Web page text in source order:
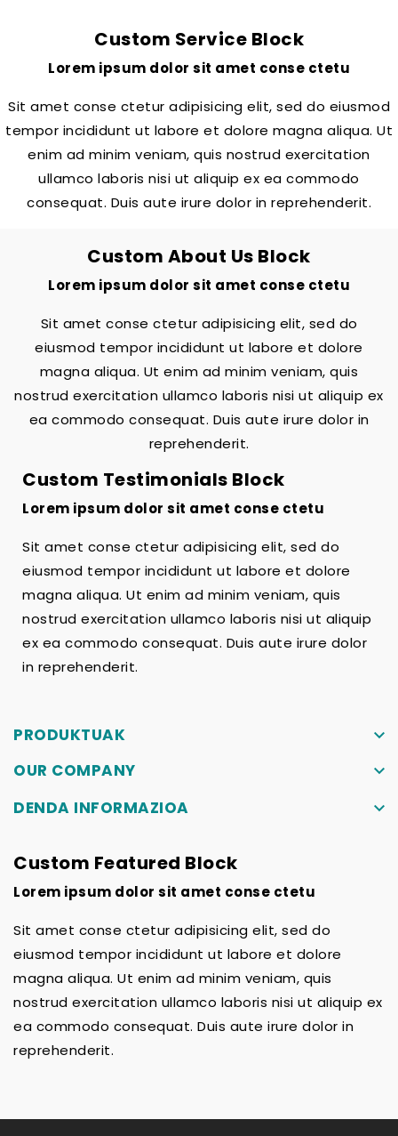
Custom Service Block
Lorem ipsum dolor sit amet conse ctetu
Sit amet conse ctetur adipisicing elit, sed do eiusmod
tempor incididunt ut labore et dolore magna aliqua. Ut
enim ad minim veniam, quis nostrud exercitation
ullamco laboris nisi ut aliquip ex ea commodo
consequat. Duis aute irure dolor in reprehenderit.
Custom About Us Block
Lorem ipsum dolor sit amet conse ctetu
Sit amet conse ctetur adipisicing elit, sed do
eiusmod tempor incididunt ut labore et dolore
magna aliqua. Ut enim ad minim veniam, quis
nostrud exercitation ullamco laboris nisi ut aliquip ex
ea commodo consequat. Duis aute irure dolor in
reprehenderit.
Custom Testimonials Block
Lorem ipsum dolor sit amet conse ctetu
Sit amet conse ctetur adipisicing elit, sed do
eiusmod tempor incididunt ut labore et dolore
magna aliqua. Ut enim ad minim veniam, quis
nostrud exercitation ullamco laboris nisi ut aliquip
ex ea commodo consequat. Duis aute irure dolor
in reprehenderit.
PRODUKTUAK
keyboard_arrow_down
OUR COMPANY
keyboard_arrow_down
DENDA INFORMAZIOA
keyboard_arrow_down
Custom Featured Block
Lorem ipsum dolor sit amet conse ctetu
Sit amet conse ctetur adipisicing elit, sed do
eiusmod tempor incididunt ut labore et dolore
magna aliqua. Ut enim ad minim veniam, quis
nostrud exercitation ullamco laboris nisi ut aliquip ex
ea commodo consequat. Duis aute irure dolor in
reprehenderit.